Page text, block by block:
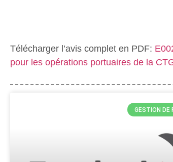
Télécharger l’avis complet en PDF:
pour les opérations portuaires de la
GESTION DE